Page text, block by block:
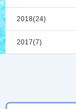
2018(24)
2017(7)